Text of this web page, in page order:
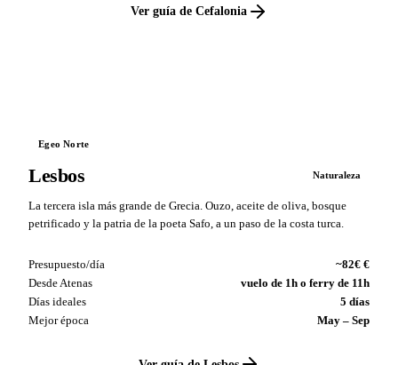
Ver guía de Cefalonia
Egeo Norte
Lesbos Naturaleza
La tercera isla más grande de Grecia. Ouzo, aceite de oliva, bosque
petrificado y la patria de la poeta Safo, a un paso de la costa turca.
Presupuesto/día
~82€ €
Desde Atenas
vuelo de 1h o ferry de 11h
Días ideales
5 días
Mejor época
May – Sep